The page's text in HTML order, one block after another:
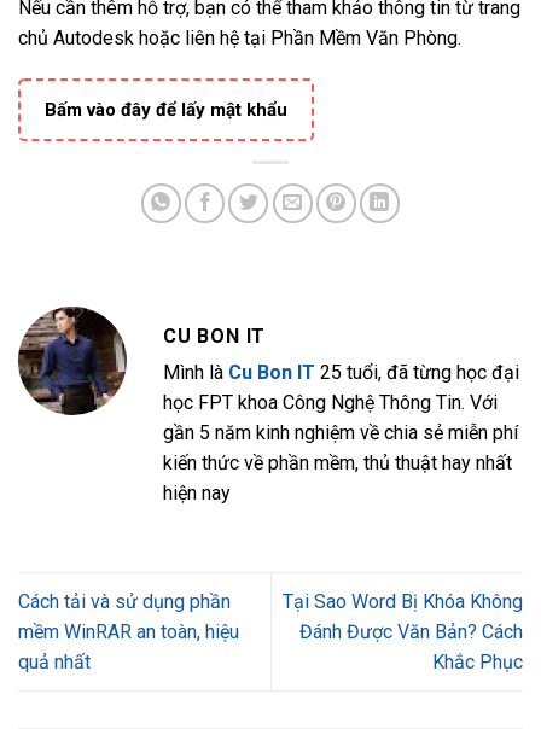
Nếu cần thêm hỗ trợ, bạn có thể tham khảo thông tin từ trang
chủ Autodesk hoặc liên hệ tại Phần Mềm Văn Phòng.
Bấm vào đây để lấy mật khẩu
CU BON IT
Mình là Cu Bon IT 25 tuổi, đã từng học đại
học FPT khoa Công Nghệ Thông Tin. Với
gần 5 năm kinh nghiệm về chia sẻ miễn phí
kiến thức về phần mềm, thủ thuật hay nhất
hiện nay
Cách tải và sử dụng phần
mềm WinRAR an toàn, hiệu
quả nhất
Tại Sao Word Bị Khóa Không
Đánh Được Văn Bản? Cách
Khắc Phục